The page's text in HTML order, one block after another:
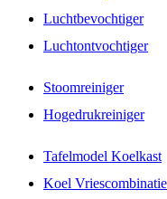
Luchtbevochtiger
Luchtontvochtiger
Stoomreiniger
Hogedrukreiniger
Tafelmodel Koelkast
Koel Vriescombinatie